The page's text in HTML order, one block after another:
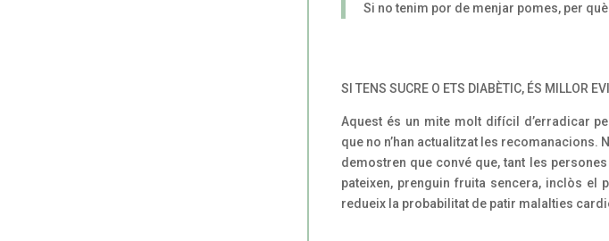
Si no tenim por de menjar pomes, per
SI TENS SUCRE O ETS DIABÈTIC, ÉS MILLOR
Aquest és un mite molt difícil d’erradicar
que no n’han actualitzat les recomanacions.
demostren que convé que, tant les
pateixen, prenguin fruita sencera, inclòs el
redueix la probabilitat de patir malalties